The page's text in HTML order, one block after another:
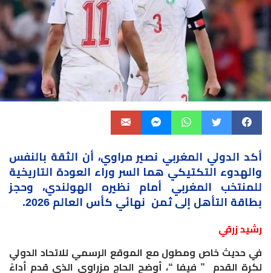
أكد الدولي المغربي نصير مراوي، أن الثقة بالنفس
والهدوء التكتيكي هما السر وراء العودة التاريخية
للمنتخب المغربي أمام نظيره الهولندي، وحجز
بطاقة التأهل إلى ثمن نهائي كأس العالم 2026.
رشيد زرقي
في حديث خاص ومطول مع الموقع الرسمي للاتحاد الدولي
لكرة القدم ” فيفا “، أوضح الحاج مزراوي الذي قدم أداءً